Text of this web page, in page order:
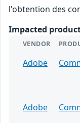
l'obtention des
Impacted
VENDOR
Adobe
Adobe